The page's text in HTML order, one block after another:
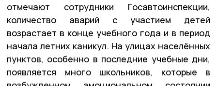
отмечают сотрудники Госавтоинспекции,
количество аварий с участием детей
возрастает в конце учебного года и в период
начала летних каникул. На улицах населённых
пунктов, особенно в последние учебные дни,
появляется много школьников, которые в